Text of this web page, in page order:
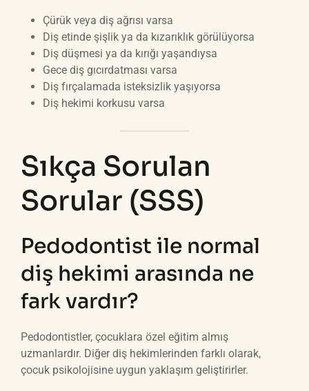
Çürük veya diş ağrısı varsa
Diş etinde şişlik ya da kızarıklık görülüyorsa
Diş düşmesi ya da kırığı yaşandıysa
Gece diş gıcırdatması varsa
Diş fırçalamada isteksizlik yaşıyorsa
Diş hekimi korkusu varsa
Sıkça Sorulan
Sorular (SSS)
Pedodontist ile normal
diş hekimi arasında ne
fark vardır?
Pedodontistler, çocuklara özel eğitim almış
uzmanlardır. Diğer diş hekimlerinden farklı olarak,
çocuk psikolojisine uygun yaklaşım geliştirirler.